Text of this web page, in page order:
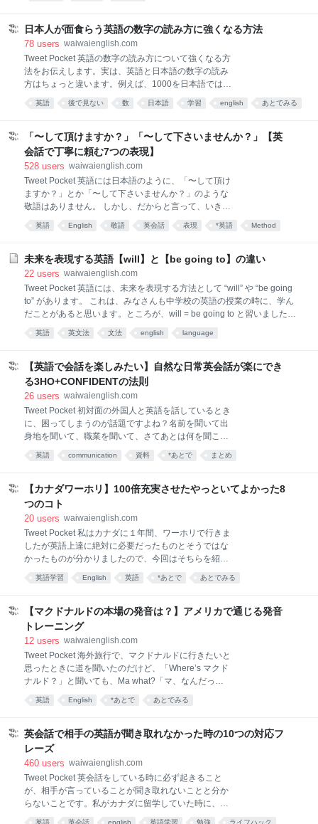
言う意味で、すぐに「I’m sorry.」という事が多かった
のですが、「Sorry なんて思わなくて良いよ」「そこ
はExcuse me. と言うべきだよ」と言われました。 私
たちがよく間違えてしまう、I’m sorry. と Excuse me.
の違いはいったい何なのでしょうか？今回はそちら
は前/I’m sorry. は後であるこちらの解説で一番分かりや
日本人が面食らう英語の数字の読み方に強くなる方法
78 users waiwaienglish.com
Tweet Pocket 英語の数字の読み方について強くなる方
法をお伝えします。実は、英語と日本語の数字の読み
方はちょっと違います。例えば、1000を日本語では、
「１万」と言いますが、英語では、「千が１０個あ
る」と言う言い方で、One thousand と言います。 そ
さん」と10と言う数字に１がついて、じゅういちなん
だな、と分かりやすいですが英語では、「eleven,
twelve, thirteen」とまったく読み方が変わっていきま
す。 1.ティーンエージャーは何歳から何歳まで？ティ
ーンエージャーと聞くと、日本では、「１０代」と考
えている人も多いのではないでしょうか？そのため、
日本では、11歳や１12歳の小学生も、「ティーンエー
英語 後で見ない 数 日本語 学習 english あとでみる
「〜して頂けますか？」「〜して下さいませんか？」【英
会話で丁寧に頼む7つの表現】
528 users waiwaienglish.com
Tweet Pocket 英語には日本語のように、「〜して頂け
ますか？」とか「〜して下さいませんか？」のような
敬語はありません。 しかし、だからと言って、いきな
り初対面の人に、「〜しなさい」のように言っては失
礼になりますよね。ですので敬語とまではいかなくと
どでは、英語を学んでいるときに、相手に頼む表現は
Can you 〜, Will you 〜 よりも Could you やWould
you の方が丁寧と習いましたね。 では、Could you と
Would you ではどちらが丁寧なのか？どんな時に、何
を使ったら良いのか？と思ったことはありませんか？
と、丁寧度合が一瞬で分かる丁寧度の順番を紹介しま
かを頼むときも、相手に失礼にならないように
英語 English 敬語 英会話 表現 *英語 Method
未来を表現する英語【will】と【be going to】の違い
22 users waiwaienglish.com
Tweet Pocket 英語には、未来を表現する方法として “will” や “be going
to” があります。 これは、みなさんも中学校の英語の授業の時に、学ん
だことがあると思います。ところが、will = be going to と習いました
が、実は、ちょっとした違いがあります。 映画で有名なセリフ、「結婚
してくれないか？」と言うときに、Will you marry me? (ウィルユーメア
味がおかしくなるからです。 あなたにはこの違いが分かりますか？今回
は、will と be going to の違いについてまとめました。 最後に簡単なテ
ストもありますので、そちらも楽しんでやってみて下さい。 willの使い
「予測」を
英語 英文法 文法 english language
【英語で会話を楽しみたい】自然な日常英会話が楽にでき
る3HO+CONFIDENTの法則
26 users waiwaienglish.com
Tweet Pocket 初対面の外国人と英語を話しているとき
に、困ってしまうのが話題ですよね？名前を聞いて出
身地を聞いて、職業を聞いて、さてあとは何を聞こ
う。誰もが困ったことがあることだと思います。そん
なあなたに、英会話で話題に困らなくなるとっておき
法則話題につきないための法則として、英会話業界に
革命を起こしてきたと言われる西村喜久さんの3HO +
CONFIDENT の法則というものがあります。 ３HOと
Hello! ・・・あいさつHome ・・・家、家族
Hobby ・・・嗜向性、趣味Oh! ・・・見て、聞
いて、知って発想CONFIDENTとはこちらです。 C –
Climate ・・・天候O – Office ・・・仕事N –
英語 communication 資料 *あとで まとめ
【カナダワーホリ】100倍充実させたやっといてよかった8
つのコト
20 users waiwaienglish.com
Tweet Pocket 私はカナダに１年間、ワーホリで行きま
したが英語上達に絶対に必要だったものとそうではな
かったものが分かりましたので、今回はそちらを紹介
します。ワーホリや語学留学、海外研修などをする前
に、日本で用意しておきたいものはこちらです。日本
たいことリストを作成せっかく海外で生活するのです
から、日本では経験することができないことをメイン
に、留学中に行いたいことを書きだしておきましょ
書き出せば完璧です。 なぜなら、慣れない海外生活を
充実したものにしたいと思っていても、日常の雑事
や、英語の勉強をしていると、あっという間に時間が
過ぎてしまいます。 そして、意外としたいことが出来
実したもの
英語学習 English 英語 *あとで あとでみる
【マクドナルドの本場の発音は？】アメリカで通じる発音
トレーニング
12 users waiwaienglish.com
Tweet Pocket 海外旅行で、マクドナルドに行きたいと
思ったときに道を聞いたのだけど、「Where’s マクド
ナルド？」と聞いても、Ma what?「マ、なんだっ
て？」と聞き返されたことはありませんか？実は、日
本人が言うマクドナルドは、アメリカやカナダを始
本語はイントネーションの強弱がなく、フラットに
Mcdonald0-1.mp3 と発音されますが、英語では、イン
トネーションの強弱があって Mcdonald0-2.mp3 この
ルドは一切通じません。アメリカ本土でも通じる発音
をトレーニングしていきましょう。 1『マクドナル
ド』の発音がアメリカで通じるようになる3ステップ
では、マクドナルドの発音が簡単にできるようになる
英語 English *あとで あとでみる
英会話で相手の英語が聞き取れなかった時の10つの対応フ
レーズ
460 users waiwaienglish.com
Tweet Pocket 英会話をしている時に必ず起きること
が、相手が言っていることが聞き取れないことと分か
らないことです。私がカナダに留学していた時に、実
はこんなことでネイティブに怒られたことがありま
英語 英会話 english 英語学習 勉強 ライフハック